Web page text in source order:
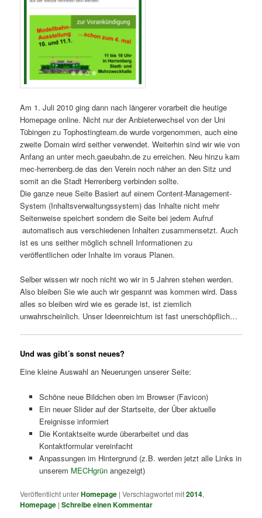
Am 1. Juli 2010 ging dann nach längerer vorarbeit die heutige
Homepage online. Nicht nur der Anbieterwechsel von der Uni
Tübingen zu Tophostingteam.de wurde vorgenommen, auch eine
zweite Domain wird seither verwendet. Weiterhin sind wir wie von
Anfang an unter mech.gaeubahn.de zu erreichen. Neu hinzu kam
mec-herrenberg.de das den Verein noch näher an den Sitz und
somit an die Stadt Herrenberg verbinden sollte.
Die ganze neue Seite Basiert auf einem Content-Management-
System (Inhaltsverwaltungssystem) das Inhalte nicht mehr
Seitenweise speichert sondern die Seite bei jedem Aufruf
automatisch aus verschiedenen Inhalten zusammensetzt. Auch
ist es uns seither möglich schnell Informationen zu
veröffentlichen oder Inhalte im voraus Planen.
Selber wissen wir noch nicht wo wir in 5 Jahren stehen werden.
Also bleiben Sie wie auch wir gespannt was kommen wird. Dass
alles so bleiben wird wie es gerade ist, ist ziemlich
unwahrscheinlich. Unser Ideenreichtum ist fast unerschöpflich…
Und was gibt´s sonst neues?
Eine kleine Auswahl an Neuerungen unserer Seite:
Schöne neue Bildchen oben im Browser (Favicon)
Ein neuer Slider auf der Startseite, der Über aktuelle
Ereignisse informiert
Die Kontaktseite wurde überarbeitet und das
Kontaktformular vereinfacht
Anpassungen im Hintergrund (z.B. werden jetzt alle Links in
unserem MECHgrünangezeigt)
Veröffentlicht unterHomepage |Verschlagwortet mit2014,
Homepage |Schreibe einen Kommentar